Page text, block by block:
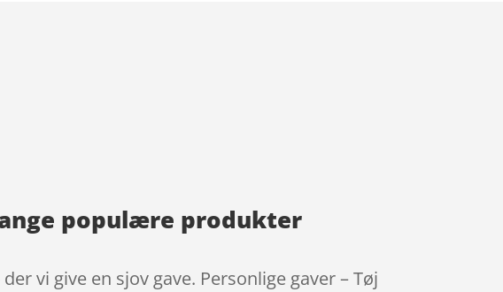
populære produkter
vi give en sjov gave. Personlige gaver – Tøj